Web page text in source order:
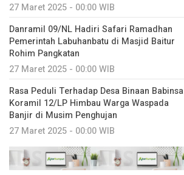
27 Maret 2025 - 00:00 WIB
Danramil 09/NL Hadiri Safari Ramadhan
Pemerintah Labuhanbatu di Masjid Baitur
Rohim Pangkatan
27 Maret 2025 - 00:00 WIB
Rasa Peduli Terhadap Desa Binaan Babinsa
Koramil 12/LP Himbau Warga Waspada
Banjir di Musim Penghujan
27 Maret 2025 - 00:00 WIB